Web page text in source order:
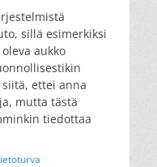
sillä esimerkiksi
aukko
ettei anna
mutta tästä
tiedottaa